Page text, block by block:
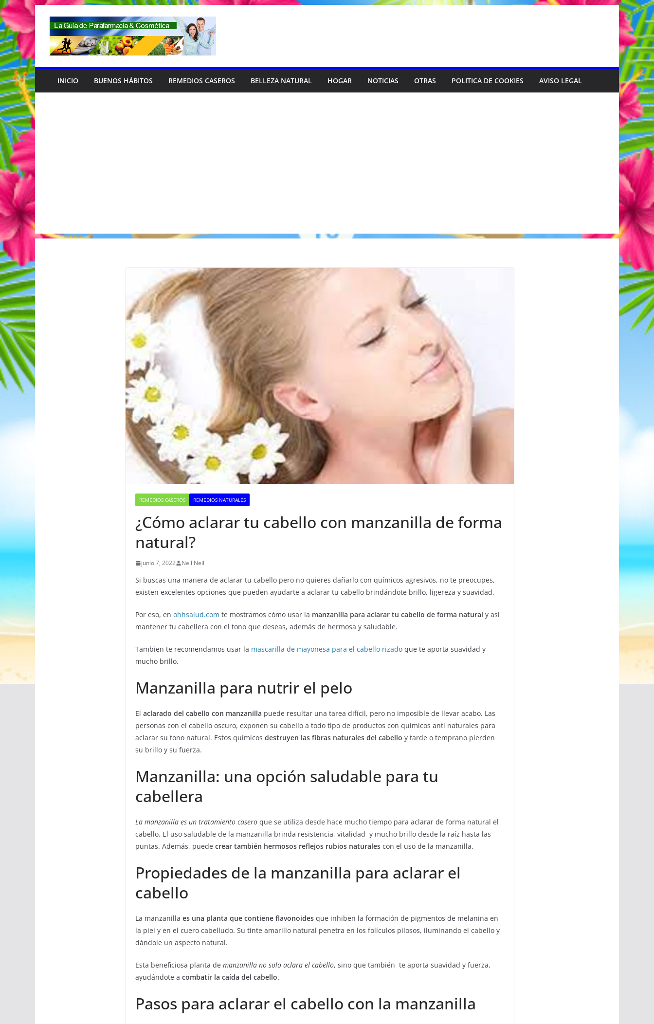
Saltar
al
contenido
INICIO BUENOS HÁBITOS REMEDIOS CASEROS BELLEZA NATURAL HOGAR NOTICIAS OTRAS POLITICA DE COOKIES AVISO LEGAL
REMEDIOS CASEROS REMEDIOS NATURALES
¿Cómo aclarar tu cabello con manzanilla de forma
natural?
junio 7, 2022 Nell Nell
Si buscas una manera de aclarar tu cabello pero no quieres dañarlo con químicos agresivos, no te preocupes,
existen excelentes opciones que pueden ayudarte a aclarar tu cabello brindándote brillo, ligereza y suavidad.
Por eso, en ohhsalud.com te mostramos cómo usar la manzanilla para aclarar tu cabello de forma natural y así
mantener tu cabellera con el tono que deseas, además de hermosa y saludable.
Tambien te recomendamos usar la mascarilla de mayonesa para el cabello rizado que te aporta suavidad y
mucho brillo.
Manzanilla para nutrir el pelo
El aclarado del cabello con manzanilla puede resultar una tarea difícil, pero no imposible de llevar acabo. Las
personas con el cabello oscuro, exponen su cabello a todo tipo de productos con químicos anti naturales para
aclarar su tono natural. Estos químicos destruyen las fibras naturales del cabello y tarde o temprano pierden
su brillo y su fuerza.
Manzanilla: una opción saludable para tu
cabellera
La manzanilla es un tratamiento casero que se utiliza desde hace mucho tiempo para aclarar de forma natural el
cabello. El uso saludable de la manzanilla brinda resistencia, vitalidad y mucho brillo desde la raíz hasta las
puntas. Además, puede crear también hermosos reflejos rubios naturales con el uso de la manzanilla.
Propiedades de la manzanilla para aclarar el
cabello
La manzanilla es una planta que contiene flavonoides que inhiben la formación de pigmentos de melanina en
la piel y en el cuero cabelludo. Su tinte amarillo natural penetra en los folículos pilosos, iluminando el cabello y
dándole un aspecto natural.
Esta beneficiosa planta de manzanilla no solo aclara el cabello, sino que también te aporta suavidad y fuerza,
ayudándote a combatir la caída del cabello.
Pasos para aclarar el cabello con la manzanilla